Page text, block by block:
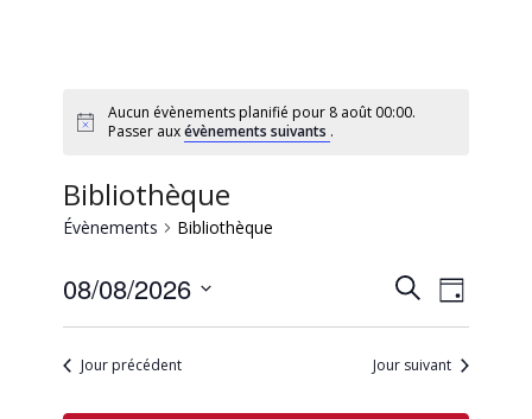
Aucun évènements planifié pour 8 août 00:00.
Passer auxévènements suivants .
Bibliothèque
Évènements Bibliothèque
et
Recherche
de
vues
Jour
08/08/2026
date.Jour précédent Jour suivant